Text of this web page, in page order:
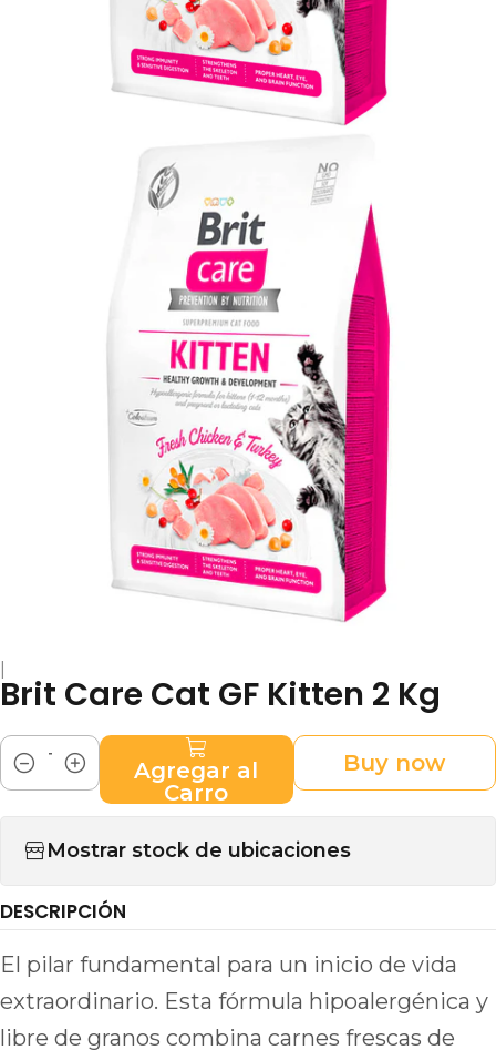
Brit Care Cat GF Kitten 2 Kg
Cantidad
Agregar al
Carro
Buy now
Mostrar stock de ubicaciones
DESCRIPCIÓN
El pilar fundamental para un inicio de vida
extraordinario. Esta fórmula hipoalergénica y
libre de granos combina carnes frescas de